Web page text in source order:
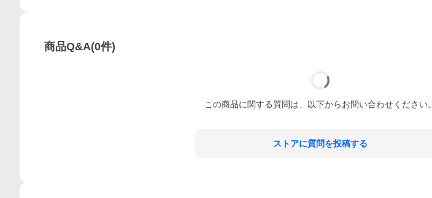
商品Q&A(0件)
この商品に関する質問は、以下からお問い合わせください。
ストアに質問を投稿する